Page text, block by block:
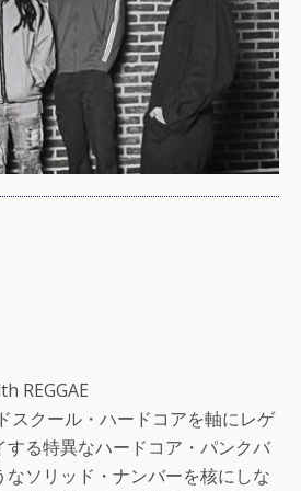
REGGAE
スクール・ハードコアを軸にレゲ
する特異なハードコア・パンクバ
なソリッド・ナンバーを核にしな